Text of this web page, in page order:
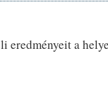
eredményeit a